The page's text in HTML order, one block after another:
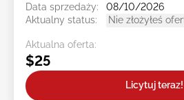
Data sprzedaży:
08/10/2026
Aktualny status:
Nie złożyłeś
Aktualna oferta:
$25
Licytuj teraz!